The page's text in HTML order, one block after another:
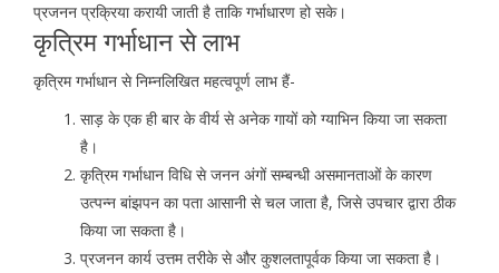
प्रजनन प्रक्रिया करायी जाती है ताकि गर्भाधारण हो सके।
कृत्रिम गर्भाधान से लाभ
कृत्रिम गर्भाधान से निम्नलिखित महत्वपूर्ण लाभ हैं-
साड़ के एक ही बार के वीर्य से अनेक गायों को ग्याभिन किया जा सकता
है।
कृत्रिम गर्भाधान विधि से जनन अंगों सम्बन्धी असमानताओं के कारण
उत्पन्न बांझपन का पता आसानी से चल जाता है, जिसे उपचार द्वारा ठीक
किया जा सकता है।
प्रजनन कार्य उत्तम तरीके से और कुशलतापूर्वक किया जा सकता है।